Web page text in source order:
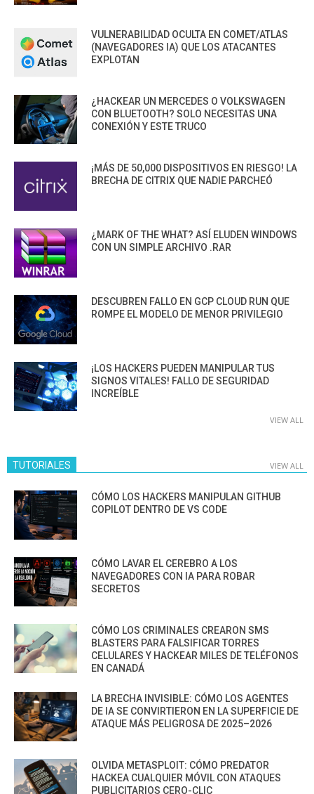
VULNERABILIDAD OCULTA EN COMET/ATLAS
(NAVEGADORES IA) QUE LOS ATACANTES
EXPLOTAN
¿HACKEAR UN MERCEDES O VOLKSWAGEN
CON BLUETOOTH? SOLO NECESITAS UNA
CONEXIÓN Y ESTE TRUCO
¡MÁS DE 50,000 DISPOSITIVOS EN RIESGO! LA
BRECHA DE CITRIX QUE NADIE PARCHEÓ
¿MARK OF THE WHAT? ASÍ ELUDEN WINDOWS
CON UN SIMPLE ARCHIVO .RAR
DESCUBREN FALLO EN GCP CLOUD RUN QUE
ROMPE EL MODELO DE MENOR PRIVILEGIO
¡LOS HACKERS PUEDEN MANIPULAR TUS
SIGNOS VITALES! FALLO DE SEGURIDAD
INCREÍBLE
VIEW ALL
TUTORIALES VIEW ALL
CÓMO LOS HACKERS MANIPULAN GITHUB
COPILOT DENTRO DE VS CODE
CÓMO LAVAR EL CEREBRO A LOS
NAVEGADORES CON IA PARA ROBAR
SECRETOS
CÓMO LOS CRIMINALES CREARON SMS
BLASTERS PARA FALSIFICAR TORRES
CELULARES Y HACKEAR MILES DE TELÉFONOS
EN CANADÁ
LA BRECHA INVISIBLE: CÓMO LOS AGENTES
DE IA SE CONVIRTIERON EN LA SUPERFICIE DE
ATAQUE MÁS PELIGROSA DE 2025–2026
OLVIDA METASPLOIT: CÓMO PREDATOR
HACKEA CUALQUIER MÓVIL CON ATAQUES
PUBLICITARIOS CERO-CLIC